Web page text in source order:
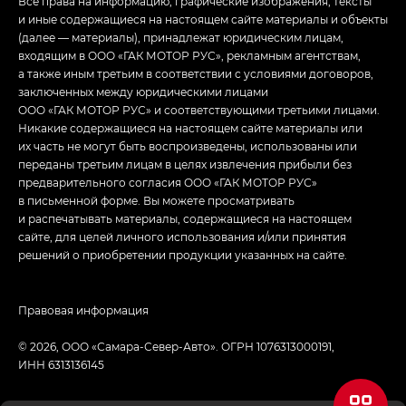
и иные содержащиеся на настоящем сайте материалы и объекты
(далее — материалы), принадлежат юридическим лицам,
входящим в ООО «ГАК МОТОР РУС», рекламным агентствам,
а также иным третьим в соответствии с условиями договоров,
заключенных между юридическими лицами
ООО «ГАК МОТОР РУС» и соответствующими третьими лицами.
Никакие содержащиеся на настоящем сайте материалы или
их часть не могут быть воспроизведены, использованы или
переданы третьим лицам в целях извлечения прибыли без
предварительного согласия ООО «ГАК МОТОР РУС»
в письменной форме. Вы можете просматривать
и распечатывать материалы, содержащиеся на настоящем
сайте, для целей личного использования и/или принятия
решений о приобретении продукции указанных на сайте.
© 2026, ООО «Самара-Север-Авто». ОГРН 1076313000191,
ИНН 6313136145
Правовая информация